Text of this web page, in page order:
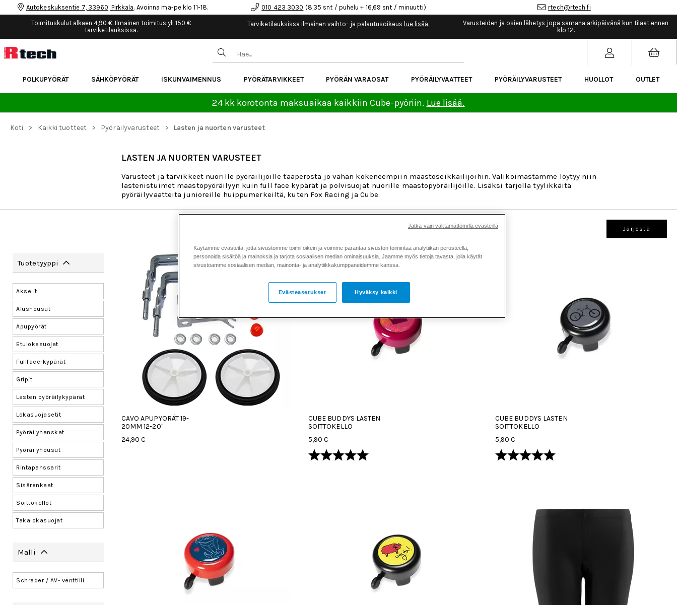
Autokeskuksentie 7, 33960, Pirkkala. Avoinna ma-pe klo 11-18. 010 423 3030 (8,35 snt / puhelu + 16,69 snt / minuutti) rtech@rtech.fi
Toimituskulut alkaen 4,90 €. Ilmainen toimitus yli 150 €
tarviketilauksissa.
Tarviketilauksissa ilmainen vaihto- ja palautusoikeus lue lisää.
Varusteiden ja osien lähetys jopa samana arkipäivänä kun tilaat ennen
klo 12.
POLKUPYÖRÄT SÄHKÖPYÖRÄT ISKUNVAIMENNUS PYÖRÄTARVIKKEET PYÖRÄN VARAOSAT PYÖRÄILYVAATTEET PYÖRÄILYVARUSTEET HUOLLOT OUTLET
24 kk korotonta maksuaikaa kaikkiin Cube-pyöriin. Lue lisää.
Koti > Kaikki tuotteet > Pyöräilyvarusteet > Lasten ja nuorten varusteet
LASTEN JA NUORTEN VARUSTEET
Varusteet ja tarvikkeet nuorille pyöräilijöille taaperosta jo vähän kokeneempiin maastoseikkailijoihin. Valikoimastamme löytyy niin
lastenistuimet maastopyöräilyyn kuin full face kypärät ja polvisuojat nuorille maastopyöräilijöille. Lisäksi tarjolla tyylikkäitä
pyöräilyvaatteita junioreille huippumerkeiltä, kuten Fox Racing ja Cube.
Järjestä
Tuotetyyppi
Akselit
Alushousut
Apupyörät
Etulokasuojat
Fullface-kypärät
Gripit
Lasten pyöräilykypärät
Lokasuojasetit
Pyöräilyhanskat
Pyöräilyhousut
Rintapanssarit
Sisärenkaat
Soittokellot
Takalokasuojat
Malli
Schrader / AV- venttiili
CAVO APUPYÖRÄT 19-
20MM 12-20"
24,90 €
CUBE BUDDYS LASTEN
SOITTOKELLO
5,90 €
Arvio: 5.0 5:sta tähdestä
CUBE BUDDYS LASTEN
SOITTOKELLO
5,90 €
Arvio: 5.0 5:sta tähdestä
Käytämme evästeitä, jotta sivustomme toimii oikein ja voimme parantaa sivuston toimintaa analytiikan perusteella,
personoida sisältöä ja mainoksia ja tarjota sosiaalisen median ominaisuuksia. Jaamme myös tietoja tavasta, jolla käytät
sivustoamme sosiaalisen median, mainonta- ja analytiikkakumppaneidemme kanssa.
Hyväksy kaikki
Evästeasetukset
Jatka vain välttämättömillä evästeillä